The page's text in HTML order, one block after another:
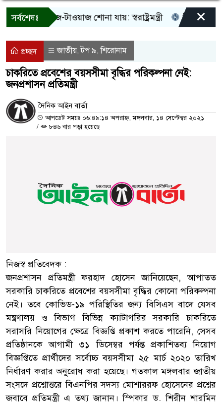
সর্বশেষঃ
শুধু আওয়াজ-টাওয়াজ শোনা যায়: স্বরাষ্ট্রমন্ত্রী তিন দিনের
×
প্রচ্ছদ জাতীয়,টপ ৯,শিরোনাম
চাকরিতে প্রবেশের বয়সসীমা বৃদ্ধির পরিকল্পনা নেই:
জনপ্রশাসন প্রতিমন্ত্রী
দৈনিক আইন বার্তা
আপডেট সময়ঃ ০৬:৪৯:১৪ অপরাহ্ন, মঙ্গলবার, ১৪ সেপ্টেম্বর ২০২১
/
৮৪৬ বার পড়া হয়েছে
নিজস্ব প্রতিবেদক :
জনপ্রশাসন প্রতিমন্ত্রী ফরহাদ হোসেন জানিয়েছেন, আপাতত
সরকারি চাকরিতে প্রবেশের বয়সসীমা বৃদ্ধির কোনো পরিকল্পনা
নেই। তবে কোভিড-১৯ পরিস্থিতির জন্য বিসিএস বাদে যেসব
মন্ত্রণালয় ও বিভাগ বিভিন্ন ক্যাটাগরির সরকারি চাকরিতে
সরাসরি নিয়োগের ক্ষেত্রে বিজ্ঞপ্তি প্রকাশ করতে পারেনি, সেসব
প্রতিষ্ঠানকে আগামী ৩১ ডিসেম্বর পর্যন্ত প্রকাশিতব্য নিয়োগ
বিজ্ঞপ্তিতে প্রার্থীদের সর্বোচ্চ বয়সসীমা ২৫ মার্চ ২০২০ তারিখ
নির্ধারণ করার অনুরোধ করা হয়েছে। গতকাল মঙ্গলবার জাতীয়
সংসদে প্রশ্নোত্তরে বিএনপির সদস্য মোশাররফ হোসেনের প্রশ্নের
জবাবে প্রতিমন্ত্রী এ তথ্য জানান। স্পিকার ড. শিরীন শারমিন